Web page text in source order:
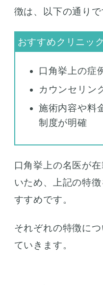
徴は、以下の通りで
口角挙上の症
カウンセリン
施術内容や料
制度が明確
口角挙上の名医が
いため、上記の特
すすめです。
それぞれの特徴に
ていきます。